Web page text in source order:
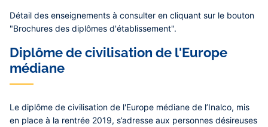
Détail des enseignements à consulter en cliquant sur le bouton
"Brochures des diplômes d'établissement".
Diplôme de civilisation de l'Europe
médiane
Le diplôme de civilisation de l'Europe médiane de l’Inalco, mis
en place à la rentrée 2019, s’adresse aux personnes désireuses